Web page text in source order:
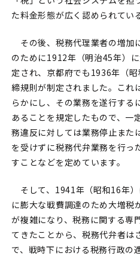
た料金形態が広く認められてい
その後、税務代理業者の増加
のために1912年（明治45年）
定され、京都府でも1936年（
締規則が制定されました。これ
らかにし、その業務を遂行する
あることを規定したもので、一
務違反に対しては業務停止また
を受けずに税務代弁業務を行っ
すことなどを定めています。
そして、1941年（昭和16年
に膨大な戦費調達のため大増税
が複雑になり、税務に関する専
てきたことから、税務代弁者は
で、戦時下における税務行政の